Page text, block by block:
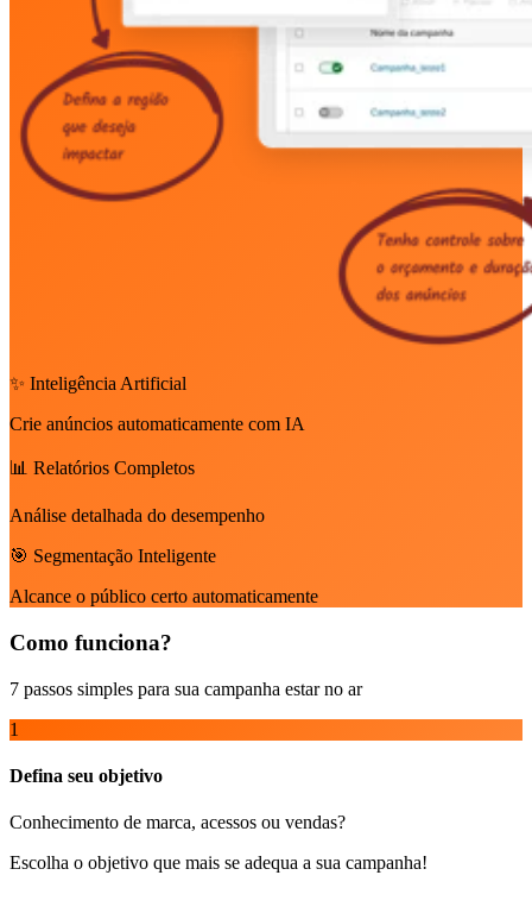
✨ Inteligência Artificial
Crie anúncios automaticamente com IA
📊 Relatórios Completos
Análise detalhada do desempenho
🎯 Segmentação Inteligente
Alcance o público certo automaticamente
Como funciona?
7 passos simples para sua campanha estar no ar
1
Defina seu objetivo
Conhecimento de marca, acessos ou vendas?
Escolha o objetivo que mais se adequa a sua campanha!